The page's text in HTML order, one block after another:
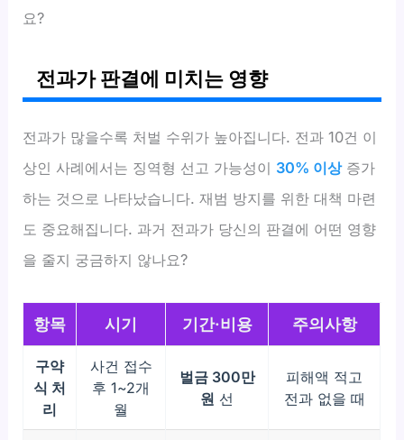
요?
전과가 판결에 미치는 영향
전과가 많을수록 처벌 수위가 높아집니다. 전과 10건 이
상인 사례에서는 징역형 선고 가능성이 30% 이상증가
하는 것으로 나타났습니다. 재범 방지를 위한 대책 마련
도 중요해집니다. 과거 전과가 당신의 판결에 어떤 영향
을 줄지 궁금하지 않나요?
항목 시기 기간·비용 주의사항
구약
식 처
리
사건 접수
후 1~2개
월
벌금 300만
원 선
피해액 적고
전과 없을 때